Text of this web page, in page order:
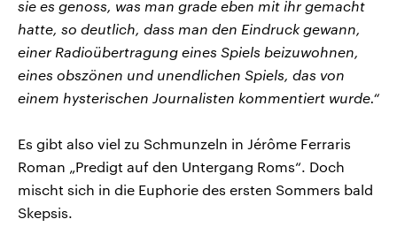
sie es genoss, was man grade eben mit ihr gemacht
hatte, so deutlich, dass man den Eindruck gewann,
einer Radioübertragung eines Spiels beizuwohnen,
eines obszönen und unendlichen Spiels, das von
einem hysterischen Journalisten kommentiert wurde.“
Es gibt also viel zu Schmunzeln in Jérôme Ferraris
Roman „Predigt auf den Untergang Roms“. Doch
mischt sich in die Euphorie des ersten Sommers bald
Skepsis.